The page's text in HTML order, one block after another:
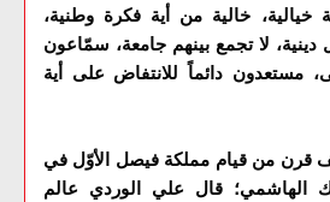
خيالية، خالية من أية فكرة وطنية،
دينية، لا تجمع بينهم جامعة، سمّاعون
مستعدون دائماً للانتفاض على أية
قرن من قيام مملكة فيصل الأوّل في
الهاشمي؛ قال علي الوردي عالم